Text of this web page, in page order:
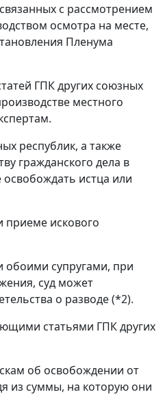
с рассмотрением
осмотра на месте,
Пленума
ГПК других союзных
местного
республик, а также
гражданского дела в
освобождать истца или
приеме искового
обоими супругами, при
суд может
о разводе (*2).
статьями ГПК других
об освобождении от
из суммы, на которую они